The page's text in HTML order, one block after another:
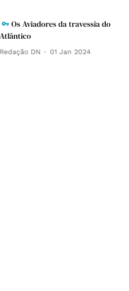
Os Aviadores da travessia do
Atlântico
Redação DN 01 Jan 2024